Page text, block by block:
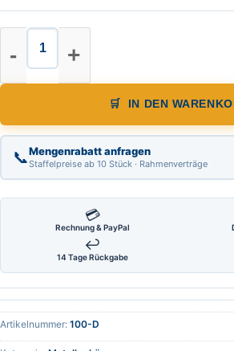
Präzisions Libelle in
IN DEN
📞Mengenrabatt anfragen
Staffelpreise ab 10 Stück · Rahmenverträge
💳
Rechnung & PayPal
↩
14 Tage Rückgabe
Artikelnummer: 100-D